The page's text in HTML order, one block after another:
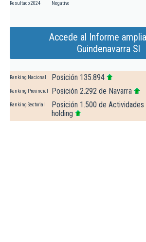
Resultado 2024 Negativo
Accede al Informe
Guindenavarra Sl
Ranking Nacional Posición 135.894
Ranking Provincial Posición 2.292 de Navarra
Ranking Sectorial
Posición 1.500 de
holding